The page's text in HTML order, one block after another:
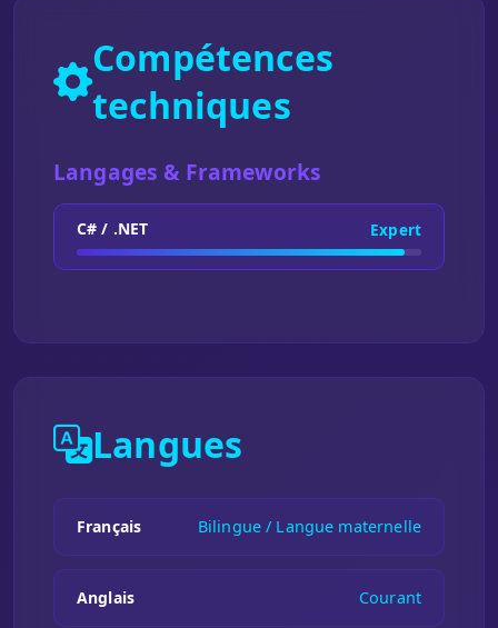
Compétences
techniques
Langages & Frameworks
C# / .NET Expert
Langues
Français Bilingue / Langue maternelle
Anglais Courant